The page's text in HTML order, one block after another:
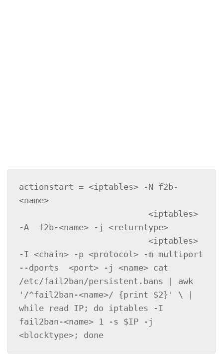
actionstart = <iptables> -N f2b-
<name>
-A  f2b-<name> -j <returntype>
-I <chain> -p <protocol> -m multiport
--dports  <port> -j <name> cat
/etc/fail2ban/persistent.bans | awk
'/^fail2ban-<name>/ {print $2}' \ |
while read IP; do iptables -I
fail2ban-<name> 1 -s $IP -j
<blocktype>; done